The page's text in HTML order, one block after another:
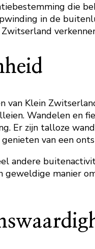
die
in de
van Klein
Wandelen en
Er zijn talloze
van een
andere
geweldige manier